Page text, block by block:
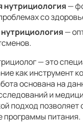
нутрициология—
со
—
— это
как инструмент
основана на
и
подход позволяет
программы питания.